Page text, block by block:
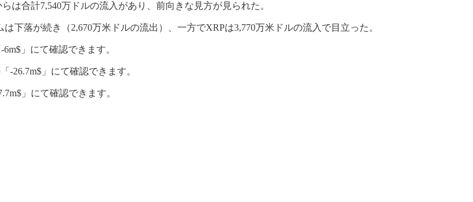
は合計7,540万ドルの流入があり、前向きな見方が見られた。
下落が続き（2,670万米ドルの流出）、一方でXRPは3,770万米ドルの流入で目立った。
」にて確認できます。
-26.7m$」にて確認できます。
」にて確認できます。